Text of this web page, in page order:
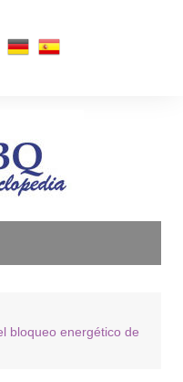
bloqueo energético de